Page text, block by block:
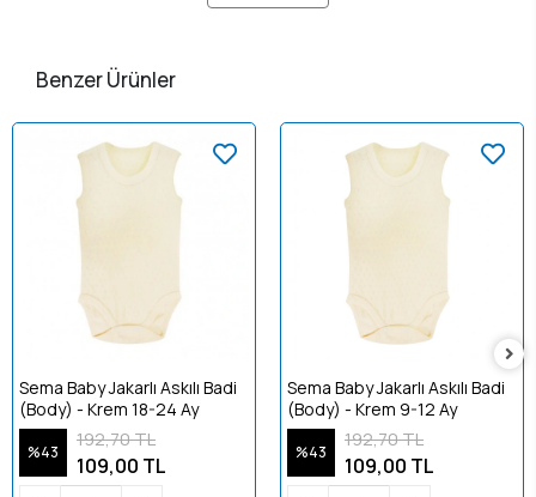
Benzer Ürünler
Sema Baby Jakarlı Askılı Badi
(Body) - Krem 18-24 Ay
%43
192,70 TL
109,00 TL
Sema Baby Jakarlı Askılı Badi
(Body) - Krem 9-12 Ay
%43
192,70 TL
109,00 TL